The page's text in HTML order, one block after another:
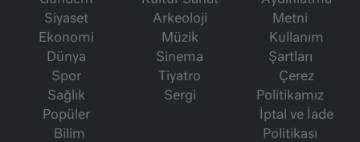
Siyaset
Ekonomi
Dünya
Spor
Sağlık
Popüler
Bilim
Arkeoloji
Müzik
Sinema
Tiyatro
Sergi
Metni
Kullanım
Şartları
Çerez
Politikamız
İptal ve İade
Politikası